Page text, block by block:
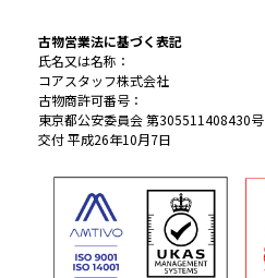
古物営業法に基づく表記
氏名又は名称：
コアスタッフ株式会社
古物商許可番号：
東京都公安委員会 第305511408430号
交付 平成26年10月7日